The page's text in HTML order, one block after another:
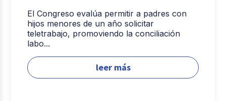
El Congreso evalúa permitir a padres con
hijos menores de un año solicitar
teletrabajo, promoviendo la conciliación
labo...
leer más